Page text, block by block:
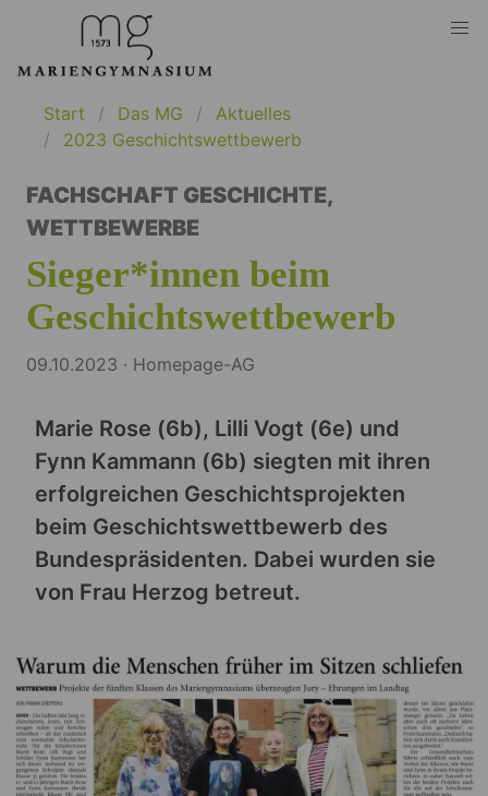
Start Das MG
Aktuelles
2023 Geschichtswettbewerb
FACHSCHAFT GESCHICHTE,
WETTBEWERBE
Sieger*innen beim
Geschichtswettbewerb
09.10.2023 · Homepage-AG
Marie Rose (6b), Lilli Vogt (6e) und
Fynn Kammann (6b) siegten mit ihren
erfolgreichen Geschichtsprojekten
beim Geschichtswettbewerb des
Bundespräsidenten. Dabei wurden sie
von Frau Herzog betreut.